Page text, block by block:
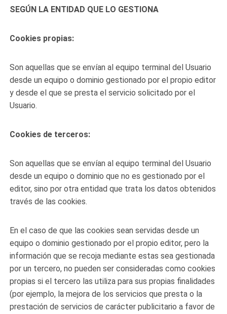
SEGÚN LA ENTIDAD QUE LO GESTIONA
Cookies propias:
Son aquellas que se envían al equipo terminal del Usuario
desde un equipo o dominio gestionado por el propio editor
y desde el que se presta el servicio solicitado por el
Usuario.
Cookies de terceros:
Son aquellas que se envían al equipo terminal del Usuario
desde un equipo o dominio que no es gestionado por el
editor, sino por otra entidad que trata los datos obtenidos
través de las cookies.
En el caso de que las cookies sean servidas desde un
equipo o dominio gestionado por el propio editor, pero la
información que se recoja mediante estas sea gestionada
por un tercero, no pueden ser consideradas como cookies
propias si el tercero las utiliza para sus propias finalidades
(por ejemplo, la mejora de los servicios que presta o la
prestación de servicios de carácter publicitario a favor de